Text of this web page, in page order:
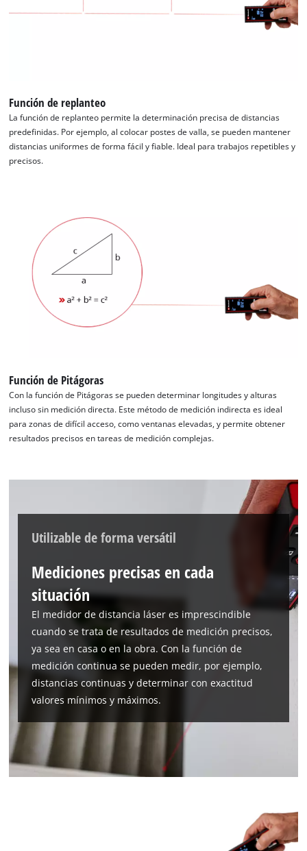
Función de replanteo
La función de replanteo permite la determinación precisa de distancias
predefinidas. Por ejemplo, al colocar postes de valla, se pueden mantener
distancias uniformes de forma fácil y fiable. Ideal para trabajos repetibles y
precisos.
Función de Pitágoras
Con la función de Pitágoras se pueden determinar longitudes y alturas
incluso sin medición directa. Este método de medición indirecta es ideal
para zonas de difícil acceso, como ventanas elevadas, y permite obtener
resultados precisos en tareas de medición complejas.
Utilizable de forma versátil
Mediciones precisas en cada
situación
El medidor de distancia láser es imprescindible
cuando se trata de resultados de medición precisos,
ya sea en casa o en la obra. Con la función de
medición continua se pueden medir, por ejemplo,
distancias continuas y determinar con exactitud
valores mínimos y máximos.